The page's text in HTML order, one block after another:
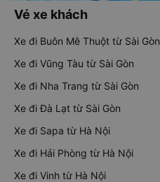
Vé xe khách
Xe đi Buôn Mê Thuột từ Sài Gòn
Xe đi Vũng Tàu từ Sài Gòn
Xe đi Nha Trang từ Sài Gòn
Xe đi Đà Lạt từ Sài Gòn
Xe đi Sapa từ Hà Nội
Xe đi Hải Phòng từ Hà Nội
Xe đi Vinh từ Hà Nội